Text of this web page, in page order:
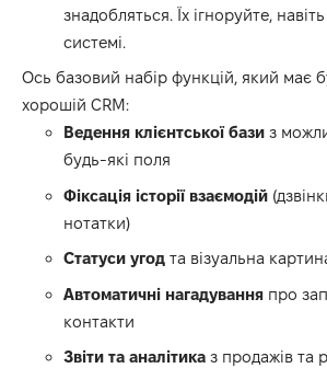
знадобляться. Їх ігноруйте,
системі.
Ось базовий набір функцій, який має
хорошій CRM:
Ведення клієнтської базиз
будь-які поля
Фіксація історії взаємодій
нотатки)
Статуси угодта візуальна
Автоматичні нагадуванняпро
контакти
Звіти та аналітиказ продажів та